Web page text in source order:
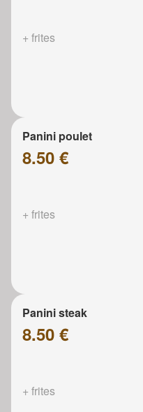
+ frites
Panini poulet
8.50 €
+ frites
Panini steak
8.50 €
+ frites